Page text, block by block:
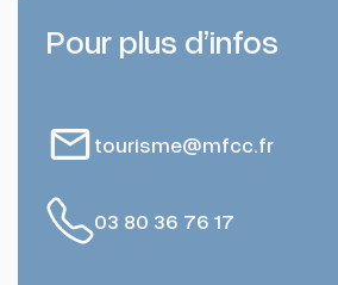
Pour plus d’infos
tourisme@mfcc.fr
03 80 36 76 17